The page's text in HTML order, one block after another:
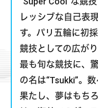
す。パリ五輪に初
競技としての広が
最も旬な競技に、
の名は“Tsukki”。
果たし、夢はもち
は、海外でのダン
には、踊る人の性